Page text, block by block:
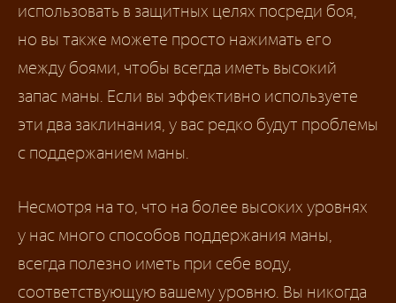
использовать в защитных целях посреди боя,
но вы также можете просто нажимать его
между боями, чтобы всегда иметь высокий
запас маны. Если вы эффективно используете
эти два заклинания, у вас редко будут проблемы
с поддержанием маны.
Несмотря на то, что на более высоких уровнях
у нас много способов поддержания маны,
всегда полезно иметь при себе воду,
соответствующую вашему уровню. Вы никогда